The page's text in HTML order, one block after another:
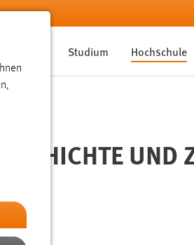
Studium Hochschule
UND